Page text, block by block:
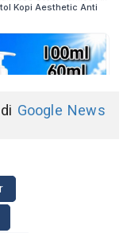
Google News